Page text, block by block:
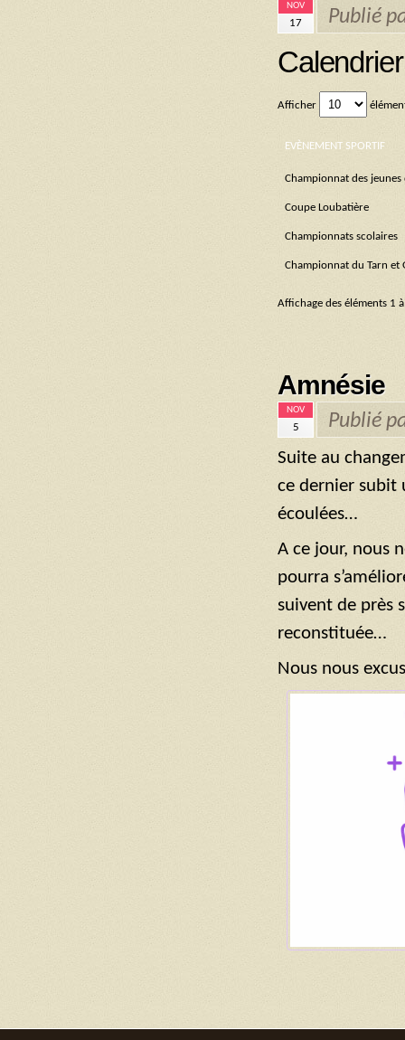
NOV
17 Publié
Afficher
EVÈNEMENT SPORTIF
Championnat des
Coupe Loubatière
Championnats scolaires
Championnat du Tarn et
Affichage des éléments 1
Amnésie
NOV
5 Publié
Suite au
ce dernier subit
écoulées…
A ce jour, nous
pourra
suivent de près
reconstituée…
Nous nous